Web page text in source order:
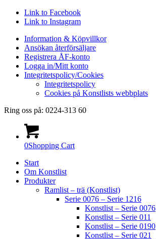
Link to Facebook
Link to Instagram
Information & Köpvillkor
Ansökan återförsäljare
Registrera ÅF-konto
Logga in/Mitt konto
Integritetspolicy/Cookies
Integritetspolicy
Cookies på Konstlists webbplats
Ring oss på: 0224-313 60
0Shopping Cart
Start
Om Konstlist
Produkter
Ramlist – trä (Konstlist)
Serie 0076 – Serie 1216
Konstlist – Serie 0076
Konstlist – Serie 011
Konstlist – Serie 0190
Konstlist – Serie 021